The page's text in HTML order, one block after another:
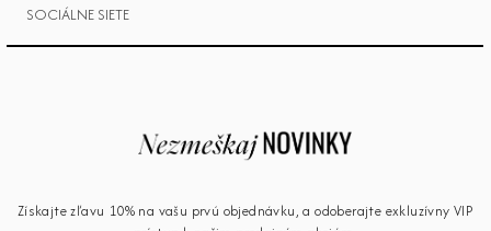
SOCIÁLNE SIETE
Získajte zľavu 10% na vašu prvú objednávku, a odoberajte exkluzívny VIP